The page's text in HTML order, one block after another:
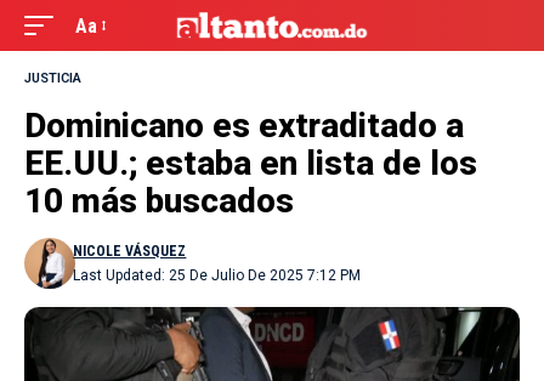
Aa
JUSTICIA
Dominicano es extraditado a
EE.UU.; estaba en lista de los
10 más buscados
Last Updated: 25 De Julio De 2025 7:12 PM
NICOLE VÁSQUEZ